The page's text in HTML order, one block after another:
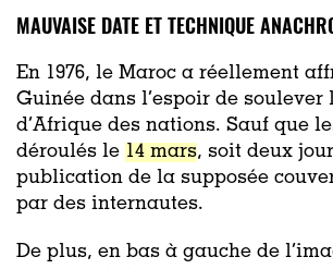
MAUVAISE DATE ET TECHNIQUE
En 1976, le Maroc a réellement
Guinée dans l’espoir de soulever
d’Afrique des nations. Sauf que
déroulés le 14 mars, soit deux
publication de la supposée
par des internautes.
De plus, en bas à gauche de